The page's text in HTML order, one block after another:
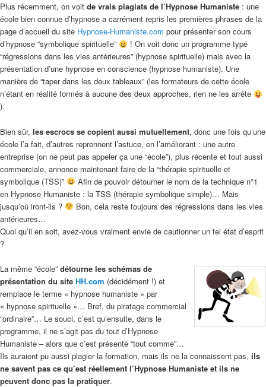
Plus récemment, on voit de vrais plagiats de l’Hypnose Humaniste : une
école bien connue d’hypnose a carrément repris les premières phrases de la
page d’accueil du site Hypnose-Humaniste.com pour présenter son cours
d’hypnose “symbolique spirituelle”
! On voit donc un programme typé
“régressions dans les vies antérieures” (hypnose spirituelle) mais avec la
présentation d’une hypnose en conscience (hypnose humaniste). Une
manière de “taper dans les deux tableaux” (les formateurs de cette école
n’étant en réalité formés à aucune des deux approches, rien ne les arrête
).
Bien sûr, les escrocs se copient aussi mutuellement, donc une fois qu’une
école l’a fait, d’autres reprennent l’astuce, en l’améliorant : une autre
entreprise (on ne peut pas appeler ça une “école”), plus récente et tout aussi
commerciale, annonce maintenant faire de la “thérapie spirituelle et
symbolique (TSS)”
Afin de pouvoir détourner le nom de la technique n°1
en Hypnose Humaniste : la TSS (thérapie symbolique simple)… Mais
jusqu’où iront-ils ?
Bon, cela reste toujours des régressions dans les vies
antérieures…
Quoi qu’il en soit, avez-vous vraiment envie de cautionner un tel état d’esprit
?
La même “école” détourne les schémas de
présentation du site HH.com (décidément !) et
remplace le terme « hypnose humaniste » par
« hypnose spirituelle »… Bref, du piratage commercial
“ordinaire”… Le souci, c’est qu’ensuite, dans le
programme, il ne s’agit pas du tout d’Hypnose
Humaniste – alors que c’est présenté “tout comme”…
Ils auraient pu aussi plagier la formation, mais ils ne la connaissent pas, ils
ne savent pas ce qu’est réellement l’Hypnose Humaniste et ils ne
peuvent donc pas la pratiquer.